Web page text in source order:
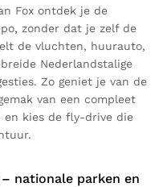
Fox ontdek je de
zonder dat je zelf de
de vluchten, huurauto,
Nederlandstalige
Zo geniet je van de
van een compleet
en kies de fly-drive die
nationale parken en